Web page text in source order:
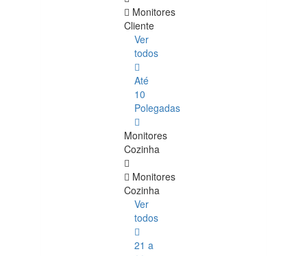
Monitores
Cliente
Ver
todos
Até
10
Polegadas
Monitores
Cozinha
Monitores
Cozinha
Ver
todos
21 a